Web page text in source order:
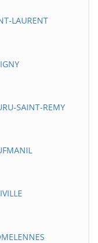
LAURENT
SAINT-REMY